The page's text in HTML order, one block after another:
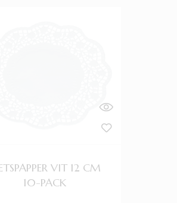
VIT 12 CM
10-PACK